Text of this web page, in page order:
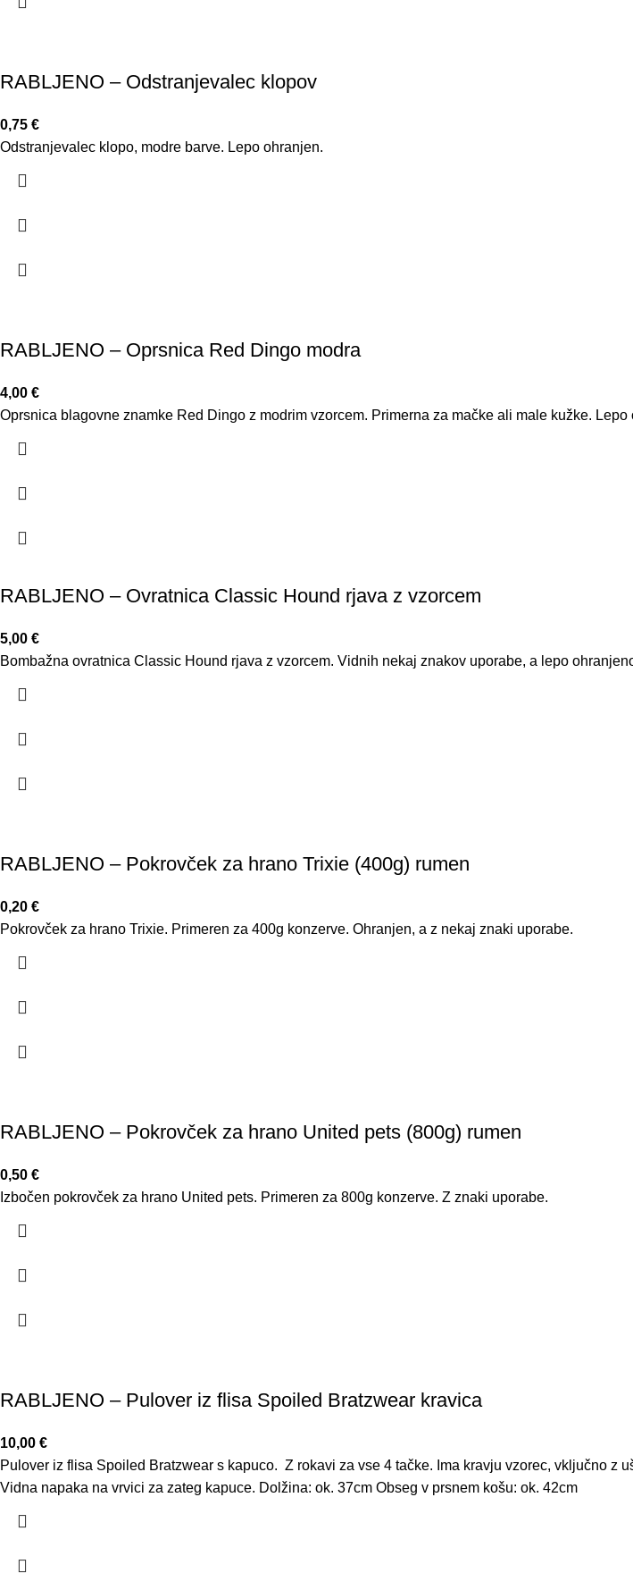
RABLJENO – Odstranjevalec klopov
0,75 €
Odstranjevalec klopo, modre barve. Lepo ohranjen.
RABLJENO – Oprsnica Red Dingo modra
4,00 €
Oprsnica blagovne znamke Red Dingo z modrim vzorcem. Primerna za mačke ali male kužke.
RABLJENO – Ovratnica Classic Hound rjava z vzorcem
5,00 €
Bombažna ovratnica Classic Hound rjava z vzorcem. Vidnih nekaj znakov uporabe, a lepo
RABLJENO – Pokrovček za hrano Trixie (400g) rumen
0,20 €
Pokrovček za hrano Trixie. Primeren za 400g konzerve. Ohranjen, a z nekaj znaki uporabe.
RABLJENO – Pokrovček za hrano United pets (800g) rumen
0,50 €
Izbočen pokrovček za hrano United pets. Primeren za 800g konzerve. Z znaki uporabe.
RABLJENO – Pulover iz flisa Spoiled Bratzwear kravica
10,00 €
Pulover iz flisa Spoiled Bratzwear s kapuco. Z rokavi za vse 4 tačke. Ima kravju vzorec, vključno
Vidna napaka na vrvici za zateg kapuce. Dolžina: ok. 37cm Obseg v prsnem košu: ok. 42cm